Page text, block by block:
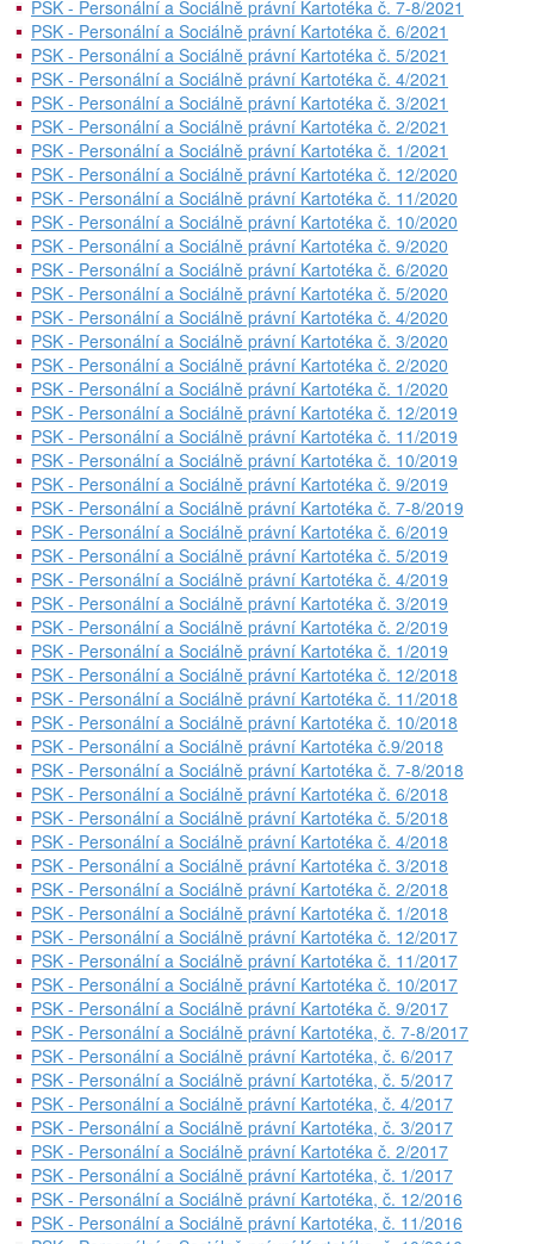
PSK - Personální a Sociálně právní Kartotéka č. 7-8/2021
PSK - Personální a Sociálně právní Kartotéka č. 6/2021
PSK - Personální a Sociálně právní Kartotéka č. 5/2021
PSK - Personální a Sociálně právní Kartotéka č. 4/2021
PSK - Personální a Sociálně právní Kartotéka č. 3/2021
PSK - Personální a Sociálně právní Kartotéka č. 2/2021
PSK - Personální a Sociálně právní Kartotéka č. 1/2021
PSK - Personální a Sociálně právní Kartotéka č. 12/2020
PSK - Personální a Sociálně právní Kartotéka č. 11/2020
PSK - Personální a Sociálně právní Kartotéka č. 10/2020
PSK - Personální a Sociálně právní Kartotéka č. 9/2020
PSK - Personální a Sociálně právní Kartotéka č. 6/2020
PSK - Personální a Sociálně právní Kartotéka č. 5/2020
PSK - Personální a Sociálně právní Kartotéka č. 4/2020
PSK - Personální a Sociálně právní Kartotéka č. 3/2020
PSK - Personální a Sociálně právní Kartotéka č. 2/2020
PSK - Personální a Sociálně právní Kartotéka č. 1/2020
PSK - Personální a Sociálně právní Kartotéka č. 12/2019
PSK - Personální a Sociálně právní Kartotéka č. 11/2019
PSK - Personální a Sociálně právní Kartotéka č. 10/2019
PSK - Personální a Sociálně právní Kartotéka č. 9/2019
PSK - Personální a Sociálně právní Kartotéka č. 7-8/2019
PSK - Personální a Sociálně právní Kartotéka č. 6/2019
PSK - Personální a Sociálně právní Kartotéka č. 5/2019
PSK - Personální a Sociálně právní Kartotéka č. 4/2019
PSK - Personální a Sociálně právní Kartotéka č. 3/2019
PSK - Personální a Sociálně právní Kartotéka č. 2/2019
PSK - Personální a Sociálně právní Kartotéka č. 1/2019
PSK - Personální a Sociálně právní Kartotéka č. 12/2018
PSK - Personální a Sociálně právní Kartotéka č. 11/2018
PSK - Personální a Sociálně právní Kartotéka č. 10/2018
PSK - Personální a Sociálně právní Kartotéka č.9/2018
PSK - Personální a Sociálně právní Kartotéka č. 7-8/2018
PSK - Personální a Sociálně právní Kartotéka č. 6/2018
PSK - Personální a Sociálně právní Kartotéka č. 5/2018
PSK - Personální a Sociálně právní Kartotéka č. 4/2018
PSK - Personální a Sociálně právní Kartotéka č. 3/2018
PSK - Personální a Sociálně právní Kartotéka č. 2/2018
PSK - Personální a Sociálně právní Kartotéka č. 1/2018
PSK - Personální a Sociálně právní Kartotéka č. 12/2017
PSK - Personální a Sociálně právní Kartotéka č. 11/2017
PSK - Personální a Sociálně právní Kartotéka č. 10/2017
PSK - Personální a Sociálně právní Kartotéka č. 9/2017
PSK - Personální a Sociálně právní Kartotéka, č. 7-8/2017
PSK - Personální a Sociálně právní Kartotéka, č. 6/2017
PSK - Personální a Sociálně právní Kartotéka, č. 5/2017
PSK - Personální a Sociálně právní Kartotéka, č. 4/2017
PSK - Personální a Sociálně právní Kartotéka, č. 3/2017
PSK - Personální a Sociálně právní Kartotéka č. 2/2017
PSK - Personální a Sociálně právní Kartotéka, č. 1/2017
PSK - Personální a Sociálně právní Kartotéka, č. 12/2016
PSK - Personální a Sociálně právní Kartotéka, č. 11/2016